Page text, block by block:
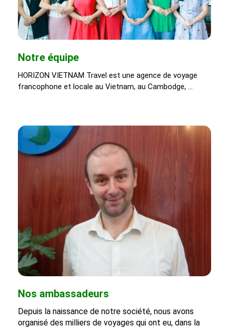
Notre équipe
HORIZON VIETNAM Travel est une agence de voyage
francophone et locale au Vietnam, au Cambodge, …
Nos ambassadeurs
Depuis la naissance de notre société, nous avons
organisé des milliers de voyages qui ont eu, dans la